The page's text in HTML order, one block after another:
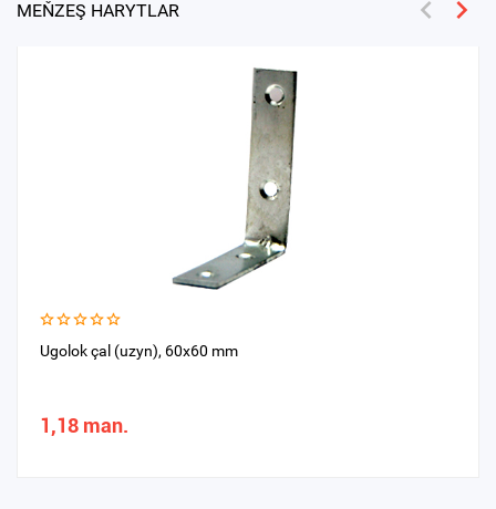
MEŇZEŞ HARYTLAR
Ugolok çal (uzyn), 60х60 mm
1,18 man.